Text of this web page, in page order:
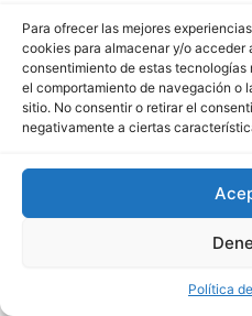
Para ofrecer las mejores
cookies para almacenar y/o acceder
consentimiento de estas
el comportamiento de navegación o
sitio. No consentir o retirar el
negativamente a ciertas
Política
Todos los derechos © 2026